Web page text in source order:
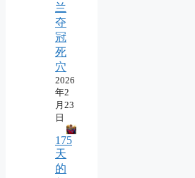
兰
夺
冠
死
穴
2026
年2
月23
日
175
天
的